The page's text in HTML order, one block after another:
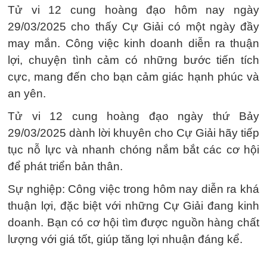
Tử vi 12 cung hoàng đạo hôm nay ngày
29/03/2025 cho thấy Cự Giải có một ngày đầy
may mắn. Công việc kinh doanh diễn ra thuận
lợi, chuyện tình cảm có những bước tiến tích
cực, mang đến cho bạn cảm giác hạnh phúc và
an yên.
Tử vi 12 cung hoàng đạo ngày thứ Bảy
29/03/2025 dành lời khuyên cho Cự Giải hãy tiếp
tục nỗ lực và nhanh chóng nắm bắt các cơ hội
để phát triển bản thân.
Sự nghiệp: Công việc trong hôm nay diễn ra khá
thuận lợi, đặc biệt với những Cự Giải đang kinh
doanh. Bạn có cơ hội tìm được nguồn hàng chất
lượng với giá tốt, giúp tăng lợi nhuận đáng kể.